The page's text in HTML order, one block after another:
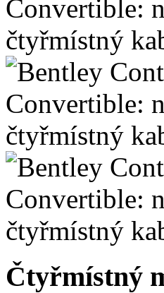
Čtyřmístný